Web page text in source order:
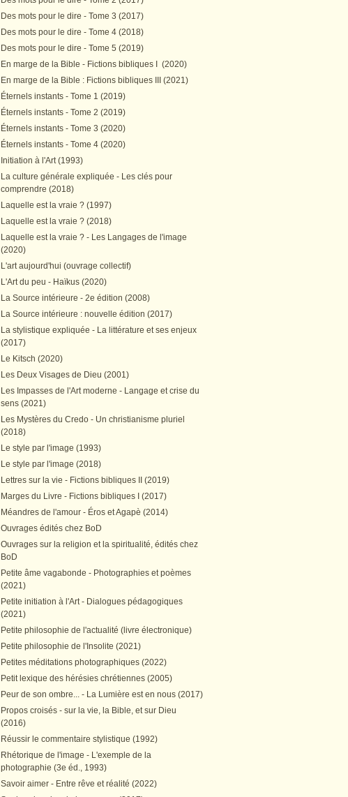
Des mots pour le dire - Tome 3 (2017)
Des mots pour le dire - Tome 4 (2018)
Des mots pour le dire - Tome 5 (2019)
En marge de la Bible - Fictions bibliques I (2020)
En marge de la Bible : Fictions bibliques III (2021)
Éternels instants - Tome 1 (2019)
Éternels instants - Tome 2 (2019)
Éternels instants - Tome 3 (2020)
Éternels instants - Tome 4 (2020)
Initiation à l'Art (1993)
La culture générale expliquée - Les clés pour
comprendre (2018)
Laquelle est la vraie ? (1997)
Laquelle est la vraie ? (2018)
Laquelle est la vraie ? - Les Langages de l'image
(2020)
L'art aujourd'hui (ouvrage collectif)
L'Art du peu - Haïkus (2020)
La Source intérieure - 2e édition (2008)
La Source intérieure : nouvelle édition (2017)
La stylistique expliquée - La littérature et ses enjeux
(2017)
Le Kitsch (2020)
Les Deux Visages de Dieu (2001)
Les Impasses de l'Art moderne - Langage et crise du
sens (2021)
Les Mystères du Credo - Un christianisme pluriel
(2018)
Le style par l'image (1993)
Le style par l'image (2018)
Lettres sur la vie - Fictions bibliques II (2019)
Marges du Livre - Fictions bibliques I (2017)
Méandres de l'amour - Éros et Agapè (2014)
Ouvrages édités chez BoD
Ouvrages sur la religion et la spiritualité, édités chez
BoD
Petite âme vagabonde - Photographies et poèmes
(2021)
Petite initiation à l'Art - Dialogues pédagogiques
(2021)
Petite philosophie de l'actualité (livre électronique)
Petite philosophie de l'Insolite (2021)
Petites méditations photographiques (2022)
Petit lexique des hérésies chrétiennes (2005)
Peur de son ombre... - La Lumière est en nous (2017)
Propos croisés - sur la vie, la Bible, et sur Dieu
(2016)
Réussir le commentaire stylistique (1992)
Rhétorique de l'image - L'exemple de la
photographie (3e éd., 1993)
Savoir aimer - Entre rêve et réalité (2022)